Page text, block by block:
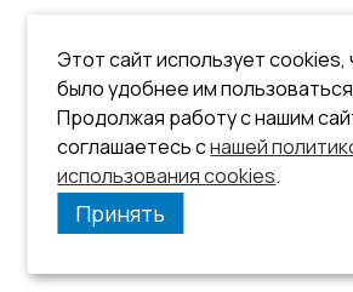
Этот сайт использует
было удобнее им
Продолжая работу с нашим
соглашаетесь снашей
использования cookies.
Принять